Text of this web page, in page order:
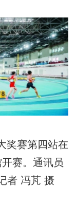
奖赛第四站在
赛。通讯员
者 冯芃 摄